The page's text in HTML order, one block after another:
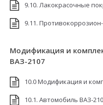
9.10. Лакокрасочные
9.11.
Модификация и
ВАЗ-2107
10.0 Модификация и
10.1. Автомобиль ВАЗ-